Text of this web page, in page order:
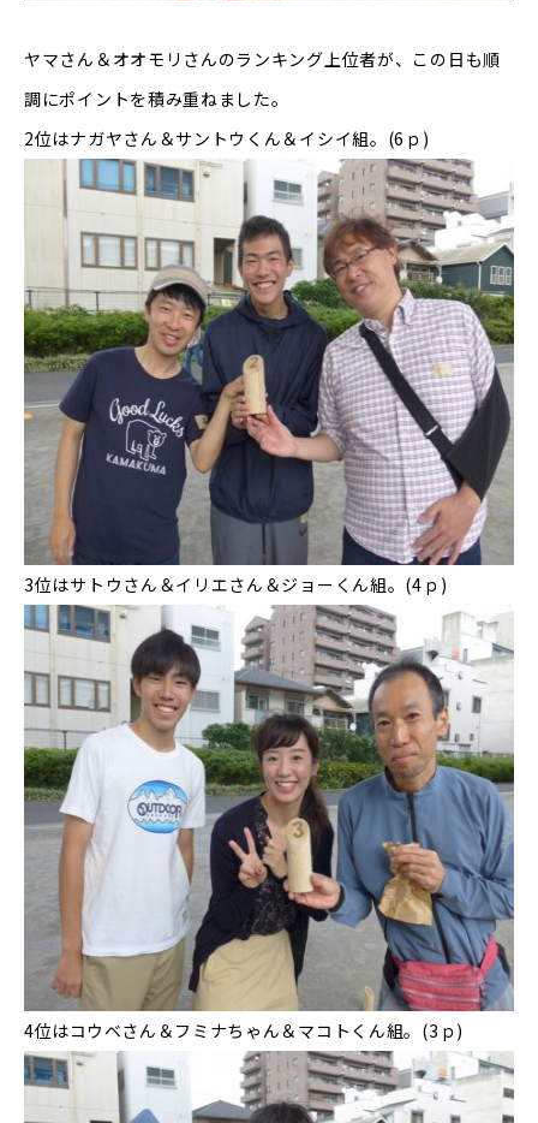
ヤマさん＆オオモリさんのランキング上位者が、この日も順
調にポイントを積み重ねました。
2位はナガヤさん＆サントウくん＆イシイ組。(6ｐ)
3位はサトウさん＆イリエさん＆ジョーくん組。(4ｐ)
4位はコウベさん＆フミナちゃん＆マコトくん組。(3ｐ)